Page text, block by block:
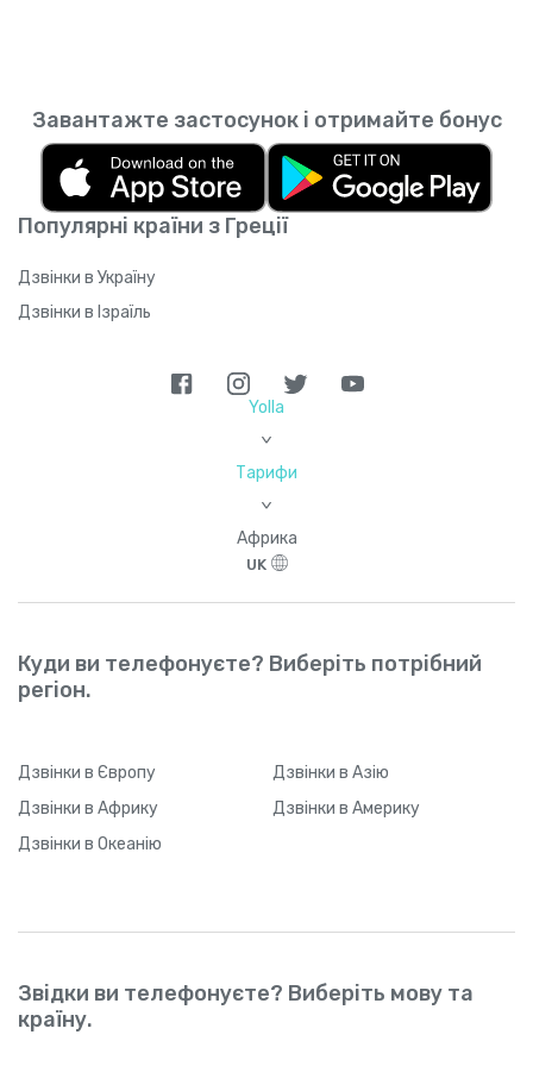
Популярні країни з Греції
Дзвінки в Україну
Дзвінки в Ізраїль
Завантажте застосунок і отримайте бонус
Yolla
>
Тарифи
>
Африка
UK
Куди ви телефонуєте? Виберіть потрібний
регіон.
Дзвінки в Європу Дзвінки в Азію
Дзвінки в Африку Дзвінки в Америку
Дзвінки в Океанію
Звідки ви телефонуєте? Виберіть мову та
країну.